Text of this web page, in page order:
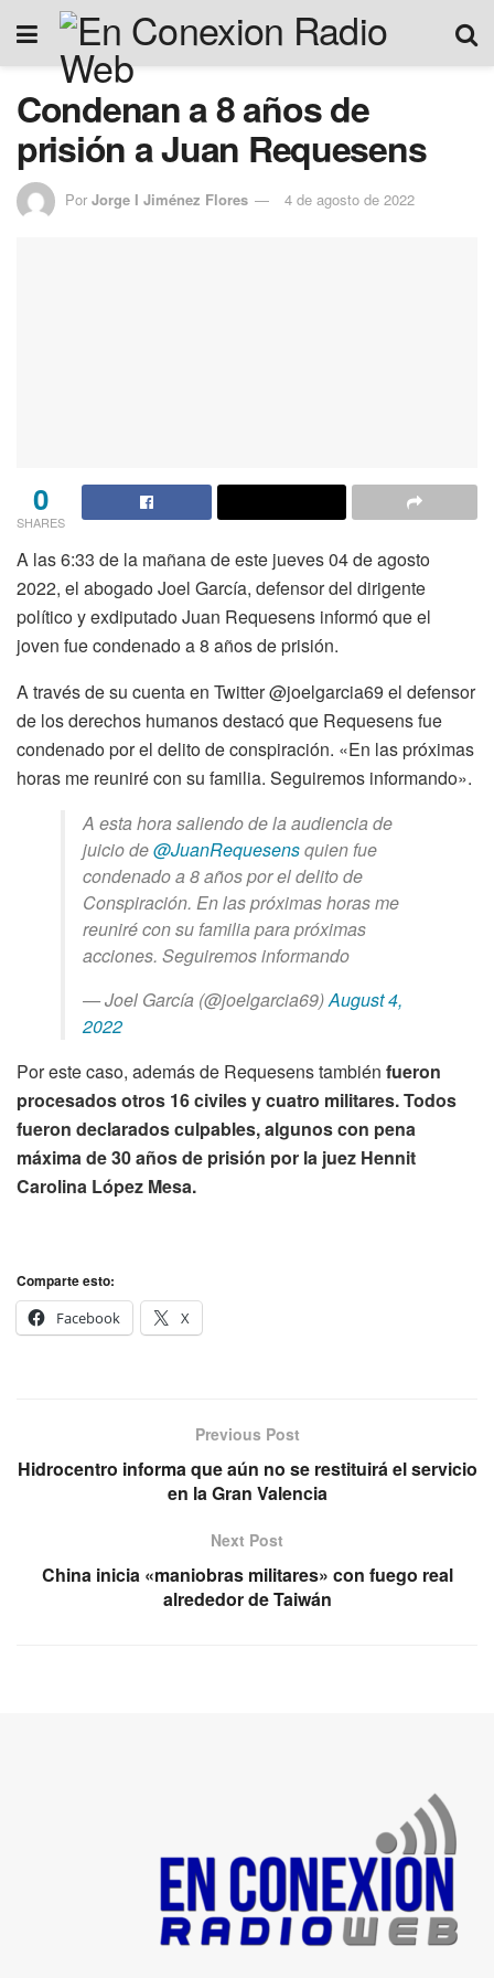
Condenan a 8 años de
prisión a Juan Requesens
Por Jorge I Jiménez Flores 4 de agosto de 2022
0
SHARES
A las 6:33 de la mañana de este jueves 04 de agosto
2022, el abogado Joel García, defensor del dirigente
político y exdiputado Juan Requesens informó que el
joven fue condenado a 8 años de prisión.
A través de su cuenta en Twitter @joelgarcia69 el defensor
de los derechos humanos destacó que Requesens fue
condenado por el delito de conspiración. «En las próximas
horas me reuniré con su familia. Seguiremos informando».
A esta hora saliendo de la audiencia de
juicio de@JuanRequesensquien fue
condenado a 8 años por el delito de
Conspiración. En las próximas horas me
reuniré con su familia para próximas
acciones. Seguiremos informando
— Joel García (@joelgarcia69)August 4,
2022
Por este caso, además de Requesens también fueron
procesados otros 16 civiles y cuatro militares. Todos
fueron declarados culpables, algunos con pena
máxima de 30 años de prisión por la juez Hennit
Carolina López Mesa.
Comparte esto:
Facebook
X
Previous Post
Hidrocentro informa que aún no se restituirá el servicio
en la Gran Valencia
Next Post
China inicia «maniobras militares» con fuego real
alrededor de Taiwán